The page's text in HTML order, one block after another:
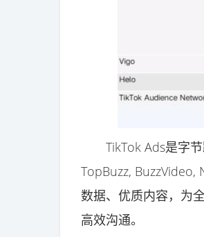
TikTok Ads是字节
TopBuzz, BuzzVideo,
数据、优质内容，为
高效沟通。